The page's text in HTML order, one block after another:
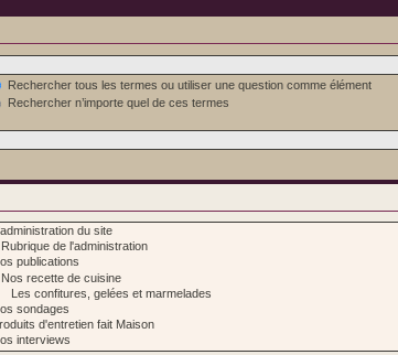
Rechercher tous les termes ou utiliser une question comme élément
Rechercher n’importe quel de ces termes